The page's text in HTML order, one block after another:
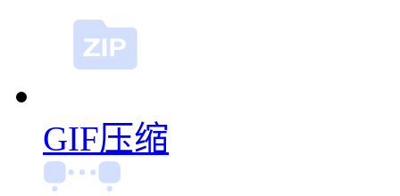
GIF压缩
智能GIF抠图